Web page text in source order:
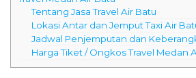
Tentang Jasa Travel Air Batu
Lokasi Antar dan Jemput Taxi Air
Jadwal Penjemputan dan
Harga Tiket / Ongkos Travel Medan